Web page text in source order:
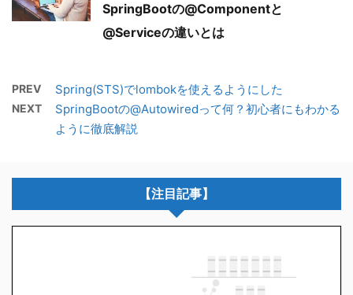
SpringBootの@Componentと
@Serviceの違いとは
PREV Spring(STS)でlombokを使えるようにした
NEXT
SpringBootの@Autowiredって何？初心者にもわかる
ように徹底解説
【注目記事】